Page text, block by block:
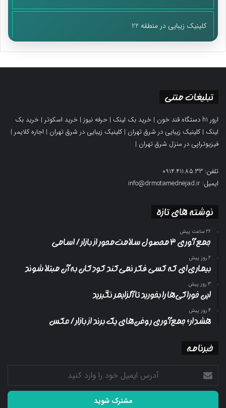
کلینیک زیبایی در منطقه 22
تبلیغات متنی
ارور h1 دستگاه قند خون | خرید بک لینک | حرفه نیوز | خرید اسکوتر | خرید بک
لینک |کلینیک زیبایی در شرق تهران |کلینیک زیبایی در شرق تهران | اجاره کلایمر |
فیزیوتراپی در منزل شرق تهران |
تلفن: 0914.411.85.33
ایمیل: info@drmotamednejad.ir
نوشته های تازه
22 ساعت پیش
جمع آوری ۳ محصول سلامت‌محور از بازار/ اسامی
2 روز پیش
بیماری‌ای که کسی فکر نمی‌کند کودکان به آن مبتلا شوند
3 روز پیش
این خوراکی‌ها را بخورید تا آلزایمر نگیرید
4 روز پیش
هشدار؛ جمع‌آوری روغن‌های یک برند از بازار/ عکس
خبرنامه
آدرس
ایمیل
خود